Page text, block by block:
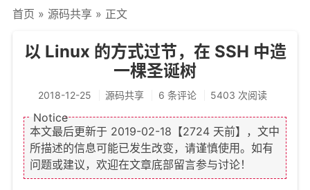
友情链接
赞赏与支持
首页 » 源码共享 » 正文
以 Linux 的方式过节，在 SSH 中造
一棵圣诞树
2018-12-25 源码共享 6 条评论 5403 次阅读
本文最后更新于 2019-02-18 【2724 天前】，文中
所描述的信息可能已发生改变，请谨慎使用。如有
问题或建议，欢迎在文章底部留言参与讨论！